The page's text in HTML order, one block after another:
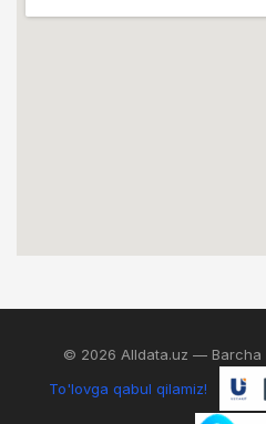
© 2026 Alldata.uz — Barcha
To'lovga qabul qilamiz!